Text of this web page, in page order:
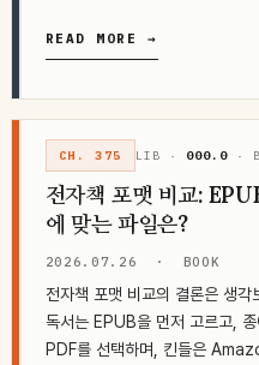
READ MORE →
CH. 375 LIB · 000.0·
전자책 포맷 비교:
에 맞는 파일은?
2026.07.26 · BOOK
전자책 포맷 비교의 결론은 생
독서는 EPUB을 먼저 고르고,
PDF를 선택하며, 킨들은